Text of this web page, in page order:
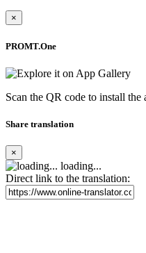
×
PROMT.One
Scan the QR code to install the
Share translation
×
loading...
Direct link to the translation: